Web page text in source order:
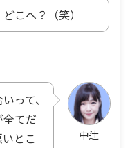
こへ？（笑）
中辻
って、
てだ
とこ